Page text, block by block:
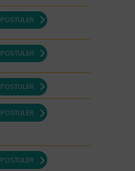
POSTULER
POSTULER
POSTULER
POSTULER
POSTULER